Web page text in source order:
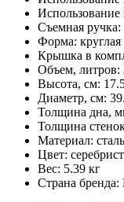
Съемная ручка:
Форма: круглая
Крышка в
Объем, литров:
Высота, см:
Диаметр, см:
Толщина дна,
Толщина
Материал: сталь
Цвет:
Вес: 5.39 кг
Страна бренда: